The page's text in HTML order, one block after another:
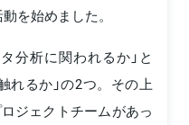
を始めました。
分析に関われるか」と
れるか」の2つ。その上
ジェクトチームがあっ